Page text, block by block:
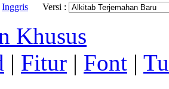
Inggris Versi :
Khusus
| Fitur | Font |